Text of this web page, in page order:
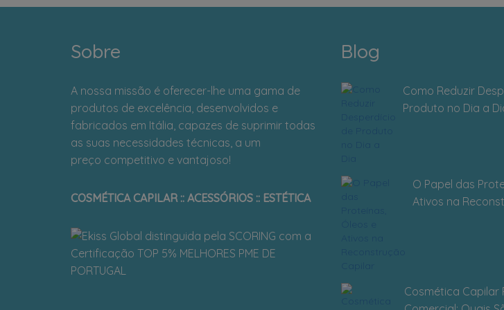
Sobre
A nossa missão é oferecer-lhe uma gama de
produtos de excelência, desenvolvidos e
fabricados em Itália, capazes de suprimir todas
as suas necessidades técnicas, a um
preço competitivo e vantajoso!
COSMÉTICA CAPILAR :: ACESSÓRIOS :: ESTÉTICA
Blog
Como Reduzir
Produto no Dia a
O Papel das
Ativos na
Cosmética Capilar